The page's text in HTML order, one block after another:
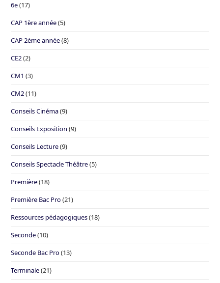
6e(17)
CAP 1ère année(5)
CAP 2ème année(8)
CE2(2)
CM1 (3)
CM2(11)
Conseils Cinéma(9)
Conseils Exposition (9)
Conseils Lecture(9)
Conseils Spectacle Théâtre(5)
Première(18)
Première Bac Pro(21)
Ressources pédagogiques(18)
Seconde(10)
Seconde Bac Pro(13)
Terminale(21)